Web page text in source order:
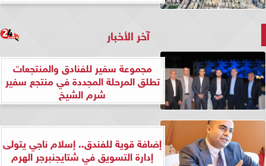
آخر الأخبار
مجموعة سفير للفنادق والمنتجعات
تطلق المرحلة المجددة في منتجع سفير
شرم الشيخ
إضافة قوية للفندق.. إسلام ناجي يتولى
إدارة التسويق في شتايجنبرجر الهرم